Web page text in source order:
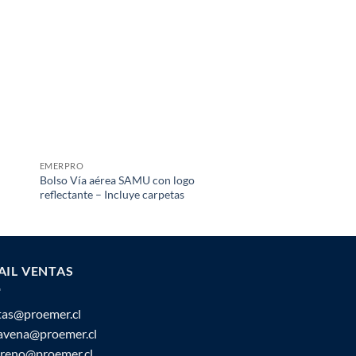
EMERPRO
Bolso Vía aérea SAMU con logo
reflectante – Incluye carpetas
VENTAS